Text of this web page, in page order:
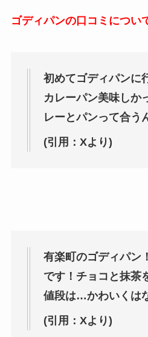
ゴディパンの口コミについ
初めてゴディパンに
カレーパン美味しか
レーとパンって合う
(引用：Xより)
有楽町のゴディパン
です！チョコと抹茶
値段は…かわいくは
(引用：Xより)